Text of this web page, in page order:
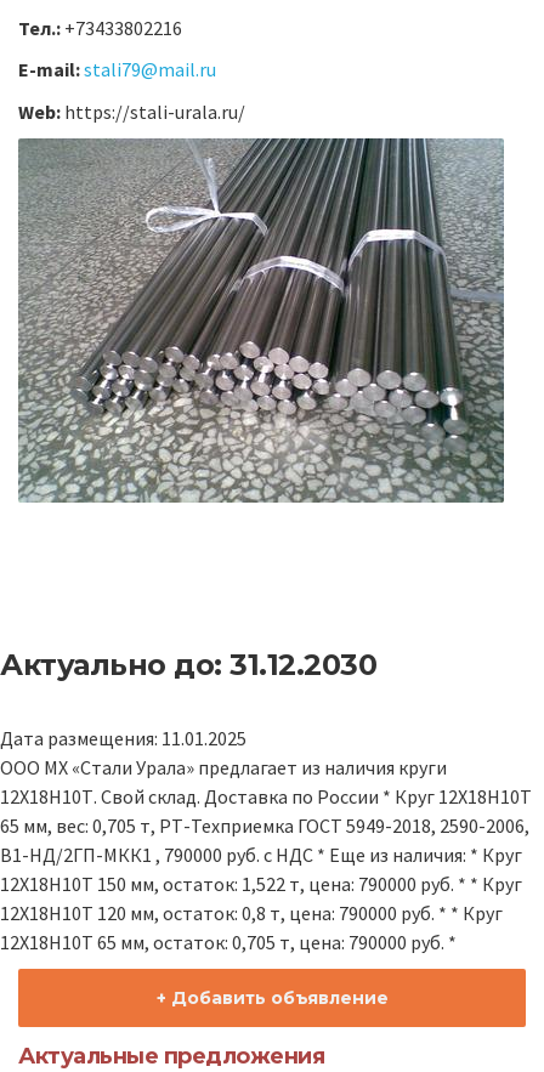
Тел.: +73433802216
E-mail:stali79@mail.ru
Web: https://stali-urala.ru/
Актуально до: 31.12.2030
Дата размещения: 11.01.2025
ООО МХ «Стали Урала» предлагает из наличия круги
12Х18Н10Т. Свой склад. Доставка по России * Круг 12Х18Н10Т
65 мм, вес: 0,705 т, РТ-Техприемка ГОСТ 5949-2018, 2590-2006,
В1-НД/2ГП-МКК1 , 790000 руб. с НДС * Еще из наличия: * Круг
12Х18Н10Т 150 мм, остаток: 1,522 т, цена: 790000 руб. * * Круг
12Х18Н10Т 120 мм, остаток: 0,8 т, цена: 790000 руб. * * Круг
12Х18Н10Т 65 мм, остаток: 0,705 т, цена: 790000 руб. *
+ Добавить объявление
Актуальные предложения